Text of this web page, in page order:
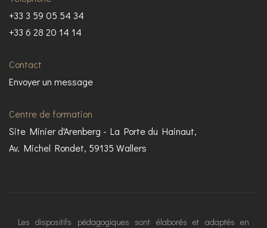
+33 3 59 05 54 34
+33 6 28 20 14 14
Contact
Envoyer un message
Centre de formation
Site Minier d'Arenberg - La Porte du Hainaut,
Av. Michel Rondet, 59135 Wallers
Les dispositifs pédagogiques sont élaborés et adaptés en